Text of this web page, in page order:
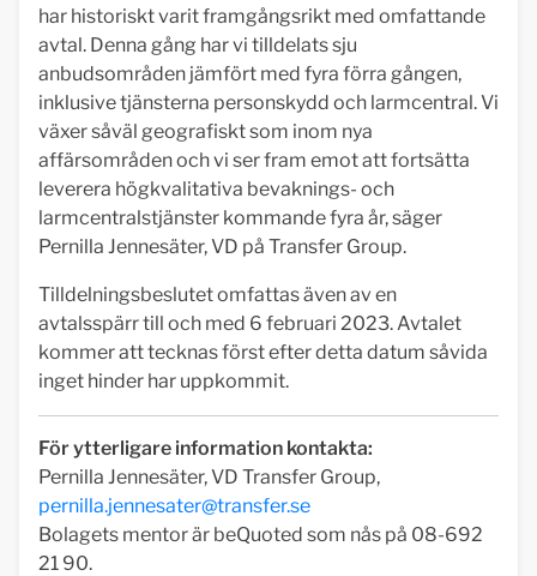
har historiskt varit framgångsrikt med omfattande
avtal. Denna gång har vi tilldelats sju
anbudsområden jämfört med fyra förra gången,
inklusive tjänsterna personskydd och larmcentral. Vi
växer såväl geografiskt som inom nya
affärsområden och vi ser fram emot att fortsätta
leverera högkvalitativa bevaknings- och
larmcentralstjänster kommande fyra år, säger
Pernilla Jennesäter, VD på Transfer Group.
Tilldelningsbeslutet omfattas även av en
avtalsspärr till och med 6 februari 2023. Avtalet
kommer att tecknas först efter detta datum såvida
inget hinder har uppkommit.
För ytterligare information kontakta:
Pernilla Jennesäter, VD Transfer Group,
pernilla.jennesater@transfer.se
Bolagets mentor är beQuoted som nås på 08-692
21 90.